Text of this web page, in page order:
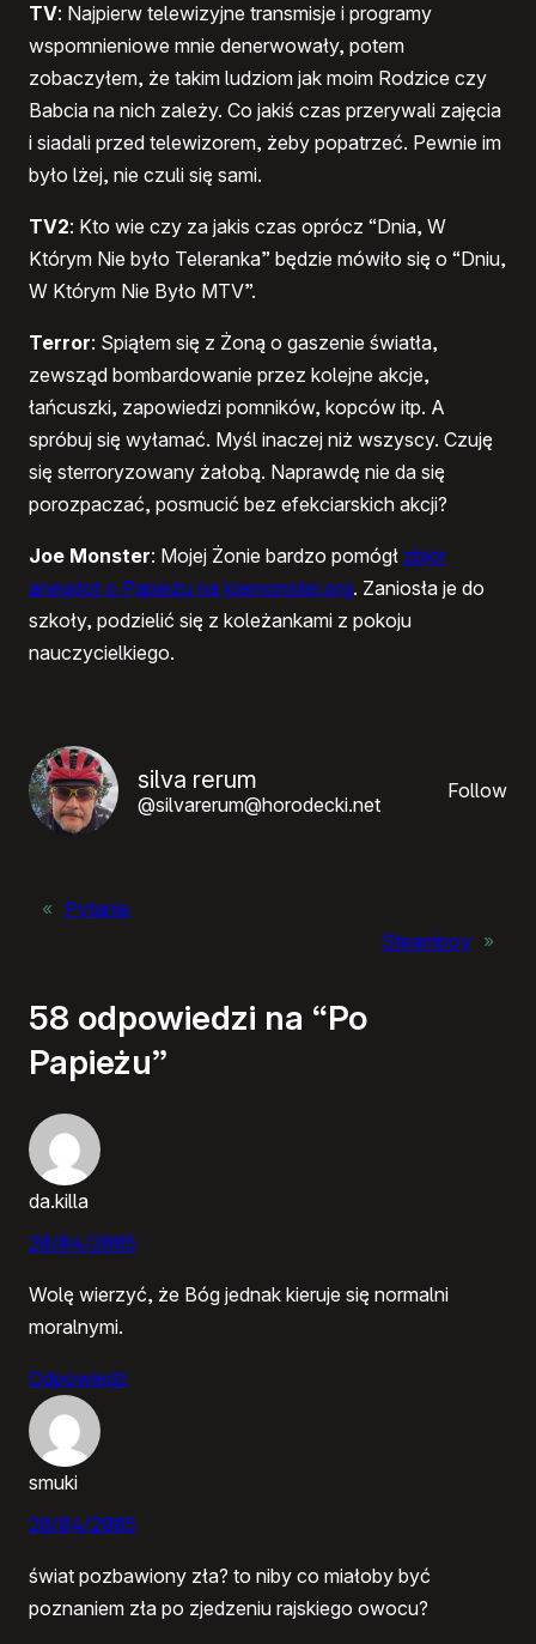
TV: Najpierw telewizyjne transmisje i programy
wspomnieniowe mnie denerwowały, potem
zobaczyłem, że takim ludziom jak moim Rodzice czy
Babcia na nich zależy. Co jakiś czas przerywali zajęcia
i siadali przed telewizorem, żeby popatrzeć. Pewnie im
było lżej, nie czuli się sami.
TV2: Kto wie czy za jakis czas oprócz “Dnia, W
Którym Nie było Teleranka” będzie mówiło się o “Dniu,
W Którym Nie Było MTV”.
Terror: Spiąłem się z Żoną o gaszenie światła,
zewsząd bombardowanie przez kolejne akcje,
łańcuszki, zapowiedzi pomników, kopców itp. A
spróbuj się wyłamać. Myśl inaczej niż wszyscy. Czuję
się sterroryzowany żałobą. Naprawdę nie da się
porozpaczać, posmucić bez efekciarskich akcji?
Joe Monster: Mojej Żonie bardzo pomógł zbiór
anegdot o Papieżu na joemonster.org. Zaniosła je do
szkoły, podzielić się z koleżankami z pokoju
nauczycielkiego.
silva rerum
@silvarerum@horodecki.net
Follow
« Pytanie
Steamboy »
58 odpowiedzi na “Po
Papieżu”
da.killa
20/04/2005
Wolę wierzyć, że Bóg jednak kieruje się normalni
moralnymi.
Odpowiedz
smuki
20/04/2005
świat pozbawiony zła? to niby co miałoby być
poznaniem zła po zjedzeniu rajskiego owocu?